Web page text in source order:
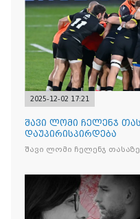
2025-12-02 17:21
შავი ლომი ჩელენჯ
დაუპირისპირდება
შავი ლომი ჩელენჯ